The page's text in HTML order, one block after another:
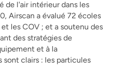
de l'air intérieur dans les
Airscan a évalué 72 écoles
les COV ; et a soutenu des
des stratégies de
et à la
sont clairs : les particules